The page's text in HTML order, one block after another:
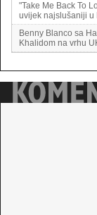
"Take Me Back To
uvijek najslušaniji u
Benny Blanco sa
Khalidom na vrhu